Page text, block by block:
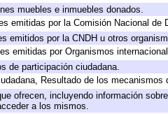
muebles e inmuebles donados.
emitidas por la Comisión Nacional de
emitidos por la CNDH u otros
emitidas por Organismos
de participación ciudadana.
Resultado de los mecanismos
ofrecen, incluyendo información
a los mismos.